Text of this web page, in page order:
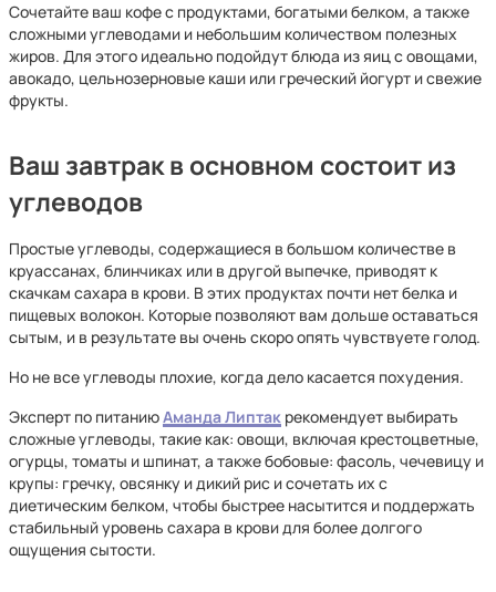
Сочетайте ваш кофе с продуктами, богатыми белком, а также
сложными углеводами и небольшим количеством полезных
жиров. Для этого идеально подойдут блюда из яиц с овощами,
авокадо, цельнозерновые каши или греческий йогурт и свежие
фрукты.
Ваш завтрак в основном состоит из
углеводов
Простые углеводы, содержащиеся в большом количестве в
круассанах, блинчиках или в другой выпечке, приводят к
скачкам сахара в крови. В этих продуктах почти нет белка и
пищевых волокон. Которые позволяют вам дольше оставаться
сытым, и в результате вы очень скоро опять чувствуете голод.
Но не все углеводы плохие, когда дело касается похудения.
Эксперт по питаниюАманда Липтак рекомендует выбирать
сложные углеводы, такие как: овощи, включая крестоцветные,
огурцы, томаты и шпинат, а также бобовые: фасоль, чечевицу и
крупы: гречку, овсянку и дикий рис и сочетать их с
диетическим белком, чтобы быстрее насытится и поддержать
стабильный уровень сахара в крови для более долгого
ощущения сытости.